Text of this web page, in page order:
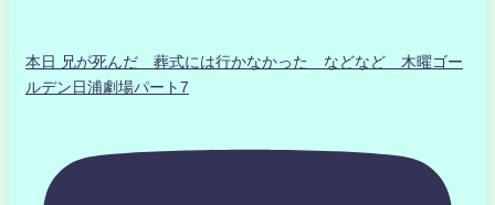
本日 兄が死んだ 葬式には行かなかった などなど 木曜ゴー
ルデン日浦劇場パート7